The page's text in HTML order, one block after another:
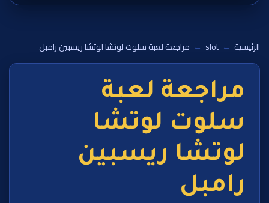
الرئيسية ←
slot
← مراجعة لعبة سلوت لوتشا لوتشا ريسبين رامبل
مراجعة لعبة
سلوت لوتشا
لوتشا ريسبين
رامبل